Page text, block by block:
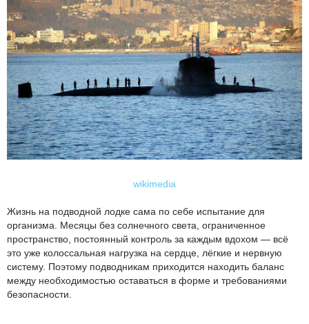
wikimedia
Жизнь на подводной лодке сама по себе испытание для
организма. Месяцы без солнечного света, ограниченное
пространство, постоянный контроль за каждым вдохом — всё
это уже колоссальная нагрузка на сердце, лёгкие и нервную
систему. Поэтому подводникам приходится находить баланс
между необходимостью оставаться в форме и требованиями
безопасности.